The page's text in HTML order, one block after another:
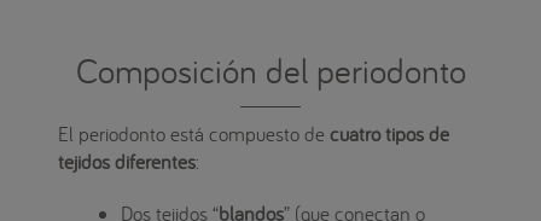
Composición del periodonto
El periodonto está compuesto de cuatro tipos de
tejidos diferentes:
Dos tejidos “blandos” (que conectan o